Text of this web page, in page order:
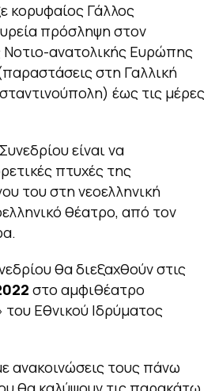
κορυφαίος Γάλλος
πρόσληψη στον
ανατολικής Ευρώπης
στη Γαλλική
έως τις μέρες
είναι να
πτυχές της
του στη νεοελληνική
θέατρο, από τον
θα διεξαχθούν στις
στο αμφιθέατρο
Εθνικού Ιδρύματος
ανακοινώσεις τους πάνω